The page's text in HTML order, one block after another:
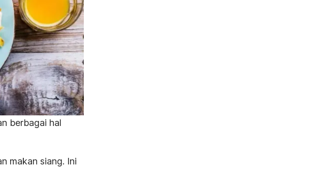
berbagai hal
makan siang. Ini